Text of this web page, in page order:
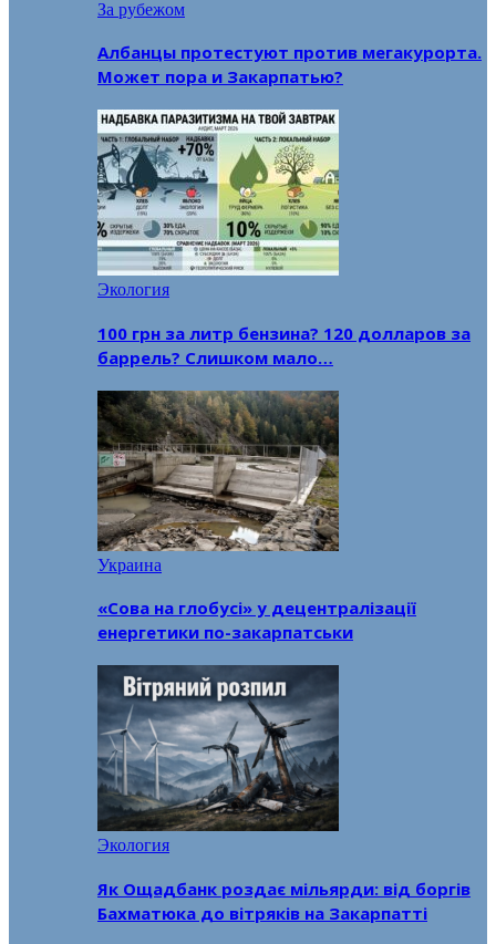
За рубежом
Албанцы протестуют против мегакурорта.
Может пора и Закарпатью?
Экология
100 грн за литр бензина? 120 долларов за
баррель? Слишком мало…
Украина
«Сова на глобусі» у децентралізації
енергетики по-закарпатськи
Экология
Як Ощадбанк роздає мільярди: від боргів
Бахматюка до вітряків на Закарпатті